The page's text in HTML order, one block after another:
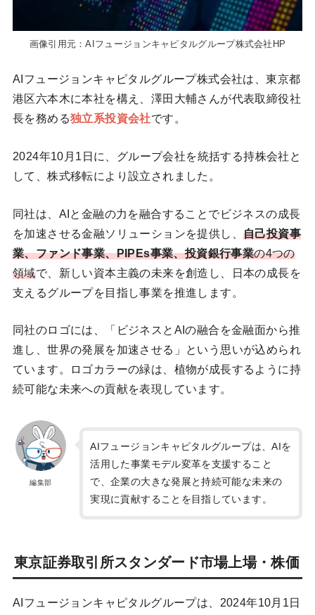
画像引用元：AIフュージョンキャピタルグループ株式会社HP
AIフュージョンキャピタルグループ株式会社は、東京都
港区六本木に本社を構え、澤田大輔さんが代表取締役社
長を務める独立系投資会社です。
2024年10月1日に、グループ会社を統括する持株会社と
して、株式移転により設立されました。
同社は、AIと金融の力を融合することでビジネスの成長
を加速させる金融ソリューションを提供し、 自己投資事
業、ファンド事業、PIPEs事業、投資銀行事業の4つの
領域で、新しい資本主義の未来を創造し、日本の成長を
支えるグループを目指し事業を推進します。
同社のロゴには、「ビジネスとAIの融合を金融面から推
進し、世界の発展を加速させる」という思いが込められ
ています。ロゴカラーの緑は、植物が成長するように持
続可能な未来への貢献を表現しています。
編集部
AIフュージョンキャピタルグループは、AIを
活用した事業モデル変革を支援すること
で、企業の大きな発展と持続可能な未来の
実現に貢献することを目指しています。
東京証券取引所スタンダード市場上場・株価
AIフュージョンキャピタルグループは、2024年10月1日